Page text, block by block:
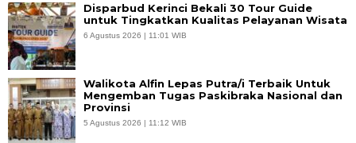
Disparbud Kerinci Bekali 30 Tour Guide
untuk Tingkatkan Kualitas Pelayanan Wisata
6 Agustus 2026 | 11:01 WIB
Walikota Alfin Lepas Putra/i Terbaik Untuk
Mengemban Tugas Paskibraka Nasional dan
Provinsi
5 Agustus 2026 | 11:12 WIB